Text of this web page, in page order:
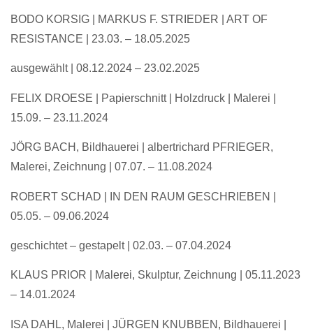
BODO KORSIG | MARKUS F. STRIEDER | ART OF
RESISTANCE | 23.03. – 18.05.2025
ausgewählt | 08.12.2024 – 23.02.2025
FELIX DROESE | Papierschnitt | Holzdruck | Malerei
15.09. – 23.11.2024
JÖRG BACH, Bildhauerei | albertrichard PFRIEGER,
Malerei, Zeichnung | 07.07. – 11.08.2024
ROBERT SCHAD |
IN DEN RAUM GESCHRIEBEN |
05.05. – 09.06.2024
geschichtet – gestapelt | 02.03. – 07.04.2024
KLAUS PRIOR | Malerei, Skulptur, Zeichnung | 05.11.2023
– 14.01.2024
ISA DAHL, Malerei JÜRGEN KNUBBEN, Bildhauerei